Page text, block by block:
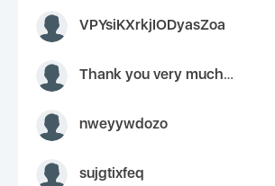
VPYsiKXrkjIODyasZoa
Thank you very much for your inquiry We appreciate you 9126052 https://youtube.com faceapple !
nweyywdozo
sujgtixfeq